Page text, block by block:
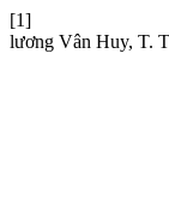
[1]
lương Vân Huy, T.